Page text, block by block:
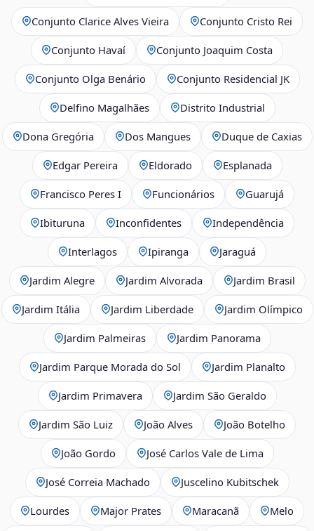
Conjunto Clarice Alves Vieira Conjunto Cristo Rei
Conjunto Havaí Conjunto Joaquim Costa
Conjunto Olga Benário Conjunto Residencial JK
Delfino Magalhães Distrito Industrial
Dona Gregória Dos Mangues Duque de Caxias
Edgar Pereira Eldorado Esplanada
Francisco Peres I Funcionários Guarujá
Ibituruna Inconfidentes Independência
Interlagos Ipiranga Jaraguá
Jardim Alegre Jardim Alvorada Jardim Brasil
Jardim Itália Jardim Liberdade Jardim Olímpico
Jardim Palmeiras Jardim Panorama
Jardim Parque Morada do Sol Jardim Planalto
Jardim Primavera Jardim São Geraldo
Jardim São Luiz João Alves João Botelho
João Gordo José Carlos Vale de Lima
José Correia Machado Juscelino Kubitschek
Lourdes Major Prates Maracanã Melo